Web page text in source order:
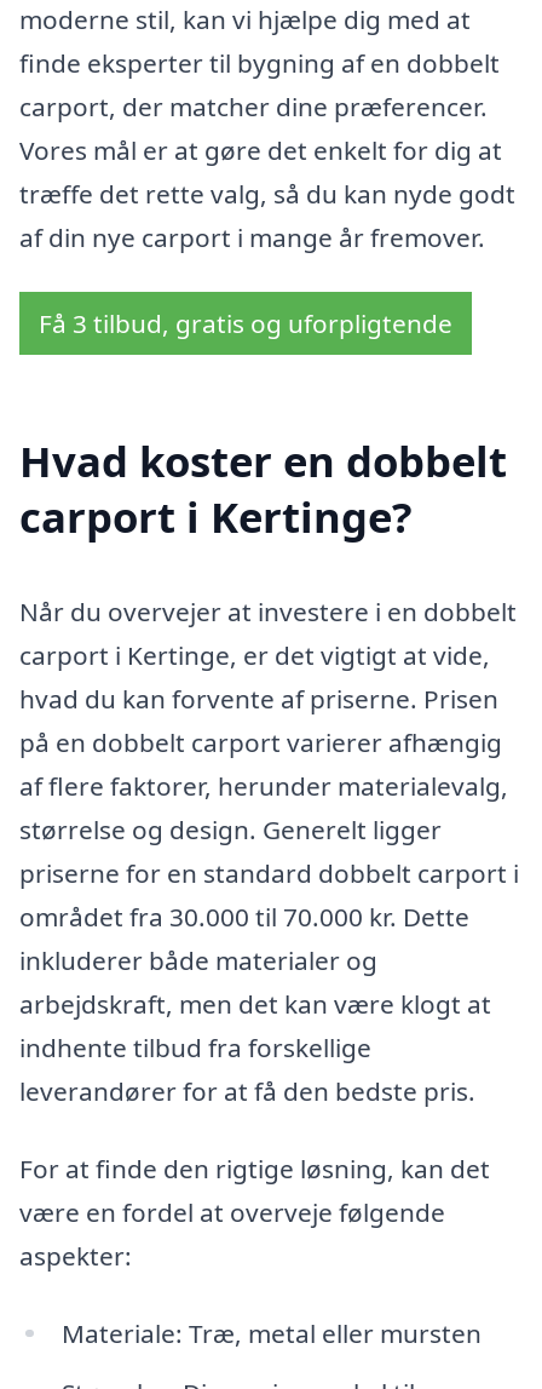
moderne stil, kan vi hjælpe dig med at
finde eksperter til bygning af en dobbelt
carport, der matcher dine præferencer.
Vores mål er at gøre det enkelt for dig at
træffe det rette valg, så du kan nyde godt
af din nye carport i mange år fremover.
Få 3 tilbud, gratis og uforpligtende
Hvad koster en dobbelt
carport i Kertinge?
Når du overvejer at investere i en dobbelt
carport i Kertinge, er det vigtigt at vide,
hvad du kan forvente af priserne. Prisen
på en dobbelt carport varierer afhængig
af flere faktorer, herunder materialevalg,
størrelse og design. Generelt ligger
priserne for en standard dobbelt carport i
området fra 30.000 til 70.000 kr. Dette
inkluderer både materialer og
arbejdskraft, men det kan være klogt at
indhente tilbud fra forskellige
leverandører for at få den bedste pris.
For at finde den rigtige løsning, kan det
være en fordel at overveje følgende
aspekter:
Materiale: Træ, metal eller mursten